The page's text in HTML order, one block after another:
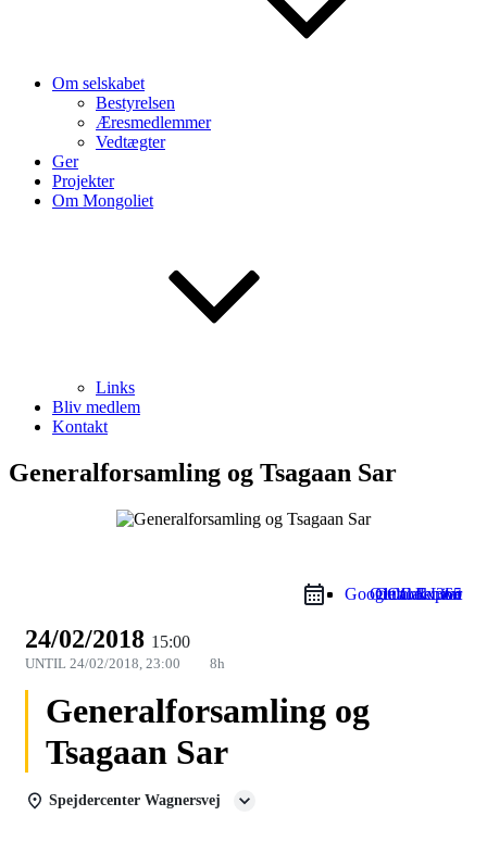
Om selskabet
Bestyrelsen
Æresmedlemmer
Vedtægter
Ger
Projekter
Om Mongoliet
Links
Bliv medlem
Kontakt
Generalforsamling og Tsagaan Sar
iCal Export
Google Calendar
Outlook 365
Outlook Live
24/02/2018 15:00
UNTIL 24/02/2018, 23:00 8h
Generalforsamling og
Tsagaan Sar
Spejdercenter Wagnersvej